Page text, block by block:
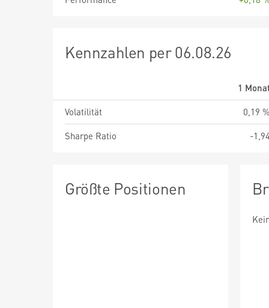
Kennzahlen per 06.08.26
1
Volatilität
0,19
Sharpe Ratio
-
Größte Positionen